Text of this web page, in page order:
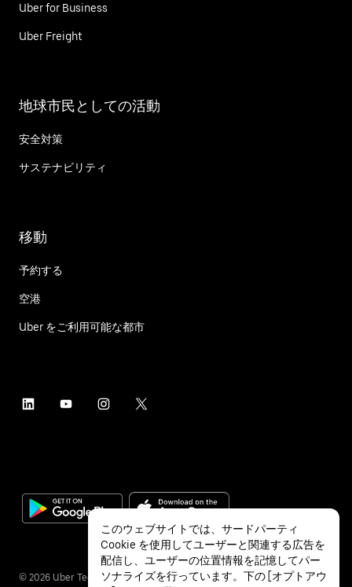
Uber for Business
Uber Freight
地球市民としての活動
安全対策
サステナビリティ
移動
予約する
空港
Uber をご利用可能な都市
© 2026 Uber Technologies Inc.
このウェブサイトでは、サードパーティ
Cookie を使用してユーザーと関連する広告を
配信し、ユーザーの位置情報を記憶してパー
ソナライズを行っています。下の [オプトアウ